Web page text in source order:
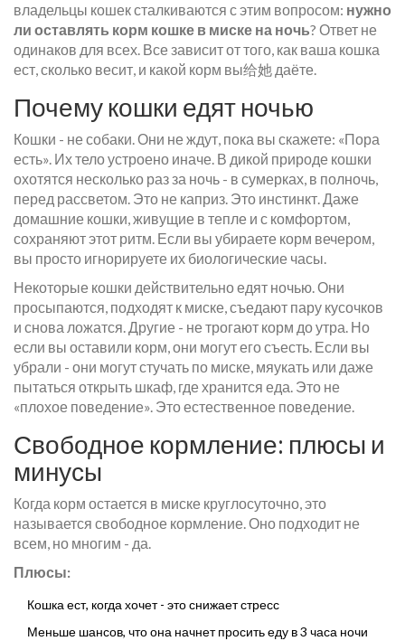
владельцы кошек сталкиваются с этим вопросом: нужно
ли оставлять корм кошке в миске на ночь? Ответ не
одинаков для всех. Все зависит от того, как ваша кошка
ест, сколько весит, и какой корм вы给她 даёте.
Почему кошки едят ночью
Кошки - не собаки. Они не ждут, пока вы скажете: «Пора
есть». Их тело устроено иначе. В дикой природе кошки
охотятся несколько раз за ночь - в сумерках, в полночь,
перед рассветом. Это не каприз. Это инстинкт. Даже
домашние кошки, живущие в тепле и с комфортом,
сохраняют этот ритм. Если вы убираете корм вечером,
вы просто игнорируете их биологические часы.
Некоторые кошки действительно едят ночью. Они
просыпаются, подходят к миске, съедают пару кусочков
и снова ложатся. Другие - не трогают корм до утра. Но
если вы оставили корм, они могут его съесть. Если вы
убрали - они могут стучать по миске, мяукать или даже
пытаться открыть шкаф, где хранится еда. Это не
«плохое поведение». Это естественное поведение.
Свободное кормление: плюсы и
минусы
Когда корм остается в миске круглосуточно, это
называется свободное кормление. Оно подходит не
всем, но многим - да.
Плюсы:
Кошка ест, когда хочет - это снижает стресс
Меньше шансов, что она начнет просить еду в 3 часа ночи